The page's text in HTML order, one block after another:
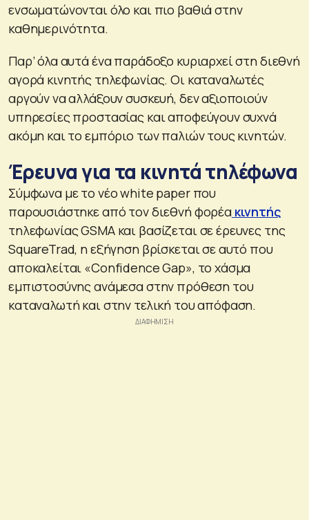
ενσωματώνονται όλο και πιο βαθιά στην
καθημερινότητα.
Παρ’ όλα αυτά ένα παράδοξο κυριαρχεί στη διεθνή
αγορά κινητής τηλεφωνίας. Οι καταναλωτές
αργούν να αλλάξουν συσκευή, δεν αξιοποιούν
υπηρεσίες προστασίας και αποφεύγουν συχνά
ακόμη και το εμπόριο των παλιών τους κινητών.
Έρευνα για τα κινητά τηλέφωνα
Σύμφωνα με το νέο white paper που
παρουσιάστηκε από τον διεθνή φορέακινητής
τηλεφωνίας GSMA και βασίζεται σε έρευνες της
SquareTrad, η εξήγηση βρίσκεται σε αυτό που
αποκαλείται «Confidence Gap», το χάσμα
εμπιστοσύνης ανάμεσα στην πρόθεση του
καταναλωτή και στην τελική του απόφαση.